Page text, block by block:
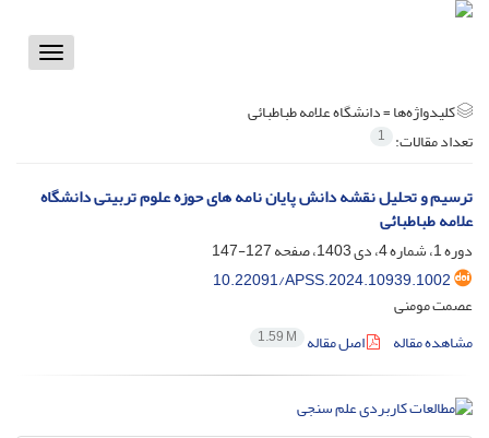
Toggle
کلیدواژه‌ها =دانشگاه علامه طباطبائی
تعداد مقالات: 1
ترسیم و تحلیل نقشه دانش پایان نامه های حوزه علوم تربیتی دانشگاه
علامه طباطبائی
دوره 1، شماره 4، دی 1403، صفحه
127-147
10.22091/APSS.2024.10939.1002
عصمت مومنی
مشاهده مقاله
اصل مقاله 1.59 M